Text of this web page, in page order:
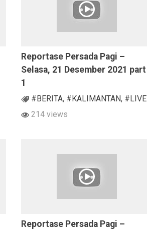
Reportase Persada Pagi –
Selasa, 21 Desember 2021 part
1
#BERITA, #KALIMANTAN, #LIVE
214 views
Reportase Persada Pagi –